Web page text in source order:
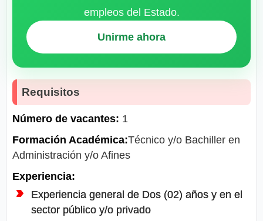
empleos del Estado.
Unirme ahora
Requisitos
Número de vacantes: 1
Formación Académica:Técnico y/o Bachiller en
Administración y/o Afines
Experiencia:
Experiencia general de Dos (02) años y en el
sector público y/o privado